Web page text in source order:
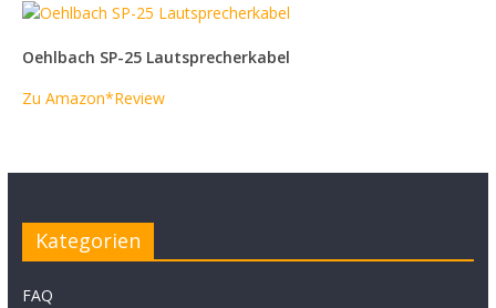
Oehlbach SP-25 Lautsprecherkabel
Zu Amazon*Review
Kategorien
FAQ